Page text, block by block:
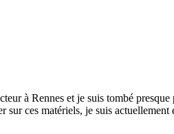
à Rennes et je suis tombé
sur ces matériels, je suis